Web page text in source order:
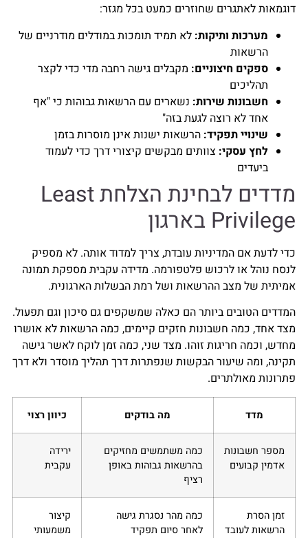
דוגמאות לאתגרים שחוזרים כמעט בכל מגזר:
מערכות ותיקות: לא תמיד תומכות במודלים מודרניים של
הרשאות
ספקים חיצוניים: מקבלים גישה רחבה מדי כדי לקצר
תהליכים
חשבונות שירות: נשארים עם הרשאות גבוהות כי "אף
אחד לא רוצה לגעת בזה"
שינויי תפקיד: הרשאות ישנות אינן מוסרות בזמן
לחץ עסקי: צוותים מבקשים קיצורי דרך כדי לעמוד
ביעדים
מדדים לבחינת הצלחת Least
Privilege בארגון
כדי לדעת אם המדיניות עובדת, צריך למדוד אותה. לא מספיק
לנסח נוהל או לרכוש פלטפורמה. מדידה עקבית מספקת תמונה
אמיתית של מצב ההרשאות ושל רמת הבשלות הארגונית.
המדדים הטובים ביותר הם כאלה שמשקפים גם סיכון וגם תפעול.
מצד אחד, כמה חשבונות חזקים קיימים, כמה הרשאות לא אושרו
מחדש, וכמה חריגות זוהו. מצד שני, כמה זמן לוקח לאשר גישה
תקינה, ומה שיעור הבקשות שנפתרות דרך תהליך מוסדר ולא דרך
פתרונות מאולתרים.
מדד מה בודקים כיוון רצוי
מספר חשבונות
אדמין קבועים
כמה משתמשים מחזיקים
בהרשאות גבוהות באופן
רציף
ירידה
עקבית
זמן הסרת
הרשאות לעובד
כמה מהר נסגרת גישה
לאחר סיום תפקיד
קיצור
משמעותי